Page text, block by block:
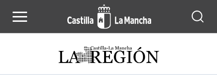
Actualidad de la región de Castilla-